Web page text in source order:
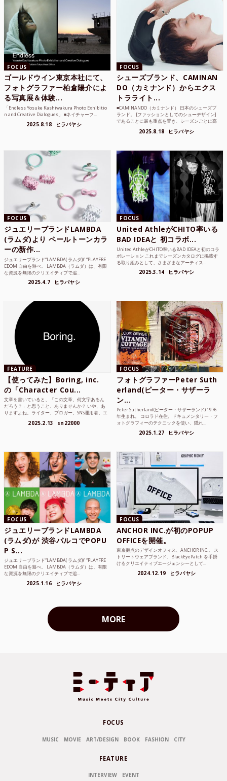
FOCUS
ゴールドウイン東京本社にて、
フォトグラファー柏倉陽介によ
る写真展＆体験...
「Endless Yosuke Kashiwakura Photo Exhibitio
n and Creative Dialogues」 ■ネイチャーフ...
2025.8.18 ヒラバヤシ
FOCUS
シューズブランド、CAMINAN
DO（カミナンド）からエクス
トラライト...
■CAMINANDO（カミナンド） 日本のシューズブ
ランド。 [ファッションとしてのシューデザイン]
であることに最も重点を置き、シーズンごとに高
2025.8.18 ヒラバヤシ
FOCUS
ジュエリーブランドLAMBDA
(ラムダ)より ペールトーンカラ
ーの新作...
ジュエリーブランド“LAMBDA( ラムダ))” “PLAYFRE
EDOM 自由を遊べ。 LAMBDA（ラムダ）は、有限
な資源を無限のクリエイティブで追...
2025.4.7 ヒラバヤシ
FOCUS
United AthleがCHITO率いる
BAD IDEAと 初コラボ...
United AthleがCHITO率いるBAD IDEAと初のコラ
ボレーション これまでシーズンカタログに掲載す
る取り組みとして、さまざまなアーティス...
2025.3.14 ヒラバヤシ
FEATURE
【使ってみた】Boring, inc.
の「Character Cou...
文章を書いていると、「この文章、何文字あるん
だろう？」と思うこと、ありませんか？ いや、あ
りますよね。ライター、ブロガー、SNS運用者、エ
2025.2.13 sn22000
FOCUS
フォトグラファーPeter Suth
erland(ピーター・サザーラ
ン...
Peter Sutherland(ピーター・サザーランド) 1976
年生まれ。 コロラド在住。ドキュメンタリー・フ
ォトグラフィーのテクニックを使い、隠れ...
2025.1.27 ヒラバヤシ
FOCUS
ジュエリーブランドLAMBDA
(ラムダ)が 渋谷パルコでPOPU
P S...
ジュエリーブランド“LAMBDA( ラムダ))” “PLAYFRE
EDOM 自由を遊べ。 LAMBDA（ラムダ）は、有限
な資源を無限のクリエイティブで追...
2025.1.16 ヒラバヤシ
FOCUS
ANCHOR INC.が初のPOPUP
OFFICEを開催。
東京拠点のデザインオフィス、ANCHOR INC.。 ス
トリートウェアブランド、BlackEyePatch を手掛
けるクリエイティブエージェンシーとして...
2024.12.19 ヒラバヤシ
MORE
FOCUS
MUSIC MOVIE ART/DESIGN BOOK FASHION CITY
FEATURE
INTERVIEW EVENT